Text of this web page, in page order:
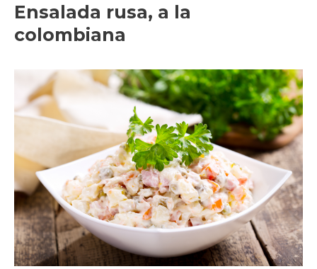
Ensalada rusa, a la
colombiana